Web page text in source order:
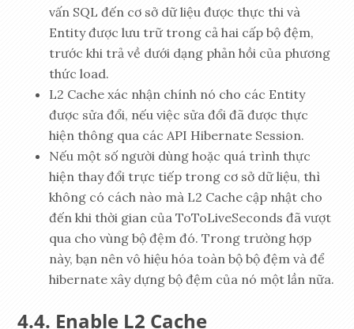
vấn SQL đến cơ sở dữ liệu được thực thi và
Entity được lưu trữ trong cả hai cấp bộ đệm,
trước khi trả về dưới dạng phản hồi của phương
thức load.
L2 Cache xác nhận chính nó cho các Entity
được sửa đổi, nếu việc sửa đổi đã được thực
hiện thông qua các API Hibernate Session.
Nếu một số người dùng hoặc quá trình thực
hiện thay đổi trực tiếp trong cơ sở dữ liệu, thì
không có cách nào mà L2 Cache cập nhật cho
đến khi thời gian của ToToLiveSeconds đã vượt
qua cho vùng bộ đệm đó. Trong trường hợp
này, bạn nên vô hiệu hóa toàn bộ bộ đệm và để
hibernate xây dựng bộ đệm của nó một lần nữa.
Enable L2 Cache